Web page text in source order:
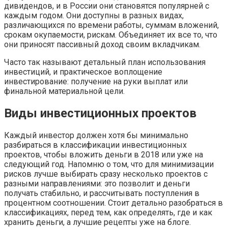
дивидендов, и в России они становятся популярней с
каждым годом. Они доступны в разных видах,
различающихся по времени работы, суммам вложений,
срокам окупаемости, рискам. Объединяет их все то, что
они приносят пассивный доход своим вкладчикам.
Часто так называют детальный план использования
инвестиций, и практическое воплощение
инвестирование: получение на руки выплат или
финальной материальной цели.
Виды инвестиционных проектов
Каждый инвестор должен хотя бы минимально
разбираться в классификации инвестиционных
проектов, чтобы вложить деньги в 2018 или уже на
следующий год. Напомню о том, что для минимизации
рисков лучше выбирать сразу несколько проектов с
разными направлениями: это позволит и деньги
получать стабильно, и рассчитывать поступления в
процентном соотношении. Стоит детально разобраться в
классификациях, перед тем, как определять, где и как
хранить деньги, а лучшие рецепты уже на блоге.